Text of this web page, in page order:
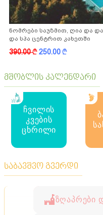
ნომრები საუზმით, ღია და
და სპა ცენტრით კახეთში
390.00k250.00k
მშობლის კალენდარი
ჩვილის
კვების
ცხრილი
საბავშვო გვერდი
ზღაპრები